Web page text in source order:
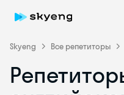
Skyeng Все репетиторы